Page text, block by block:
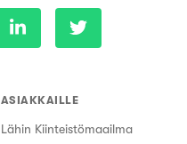
ASIAKKAILLE
Lähin Kiinteistömaailma